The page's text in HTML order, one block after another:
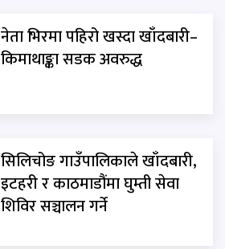
नेता भिरमा पहिरो खस्दा खाँदबारी–
किमाथाङ्का सडक अवरुद्ध
सिलिचोङ गाउँपालिकाले खाँदबारी,
इटहरी र काठमाडौंमा घुम्ती सेवा
शिविर सञ्चालन गर्ने